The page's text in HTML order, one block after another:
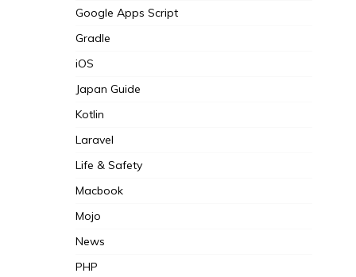
Google Apps Script
Gradle
iOS
Japan Guide
Kotlin
Laravel
Life & Safety
Macbook
Mojo
News
PHP